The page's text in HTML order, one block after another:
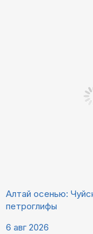
Алтай осенью:
петроглифы
6 авг 2026